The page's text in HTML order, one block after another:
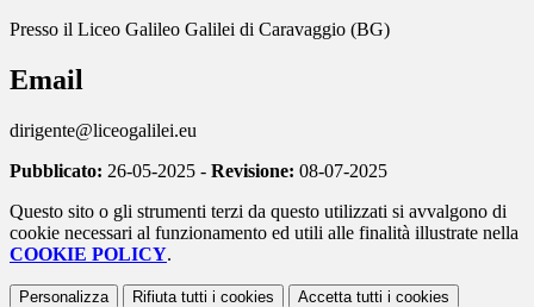
Presso il Liceo Galileo Galilei di Caravaggio (BG)
Email
dirigente@liceogalilei.eu
Pubblicato: 26-05-2025 - Revisione: 08-07-2025
Questo sito o gli strumenti terzi da questo utilizzati si avvalgono di
cookie necessari al funzionamento ed utili alle finalità illustrate nella
COOKIE POLICY.
Personalizza Rifiuta tutti i cookies Accetta tutti i cookies